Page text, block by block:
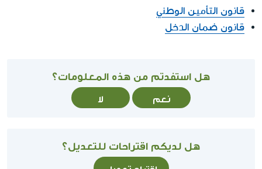
قانون التأمين الوطني
قانون ضمان الدخل
هل استفدتم من هذه المعلومات؟
نعم لا
هل لديكم اقتراحات للتعديل؟